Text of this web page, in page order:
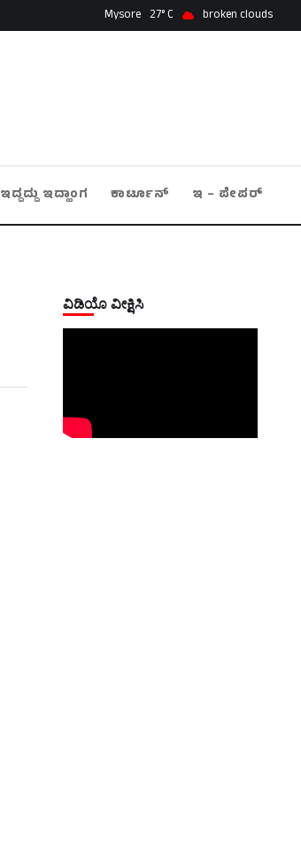
Mysore 27 broken clouds
ಇದ್ದದ್ದು ಇದ್ಹಾಂಗ ಕಾರ್ಟೂನ್ ಇ – ಪೇಪರ್
ವಿಡಿಯೊ ವೀಕ್ಷಿಸಿ